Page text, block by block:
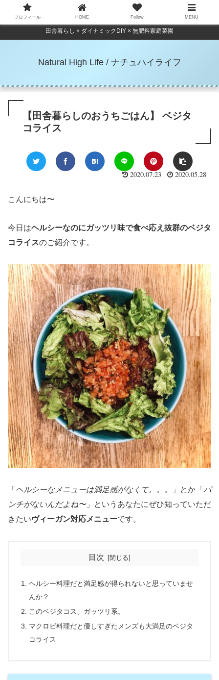
田舎暮らし × ダイナミックDIY × 無肥料家庭菜園
Natural High Life / ナチュハイライフ
【田舎暮らしのおうちごはん】 ベジタ
コライス
2020.07.23 2020.05.28
こんにちは〜
今日はヘルシーなのにガッツリ味で食べ応え抜群のベジタ
コライスのご紹介です。
「 ヘルシーなメニューは満足感がなくて。。。 」とか「 パ
ンチがないんだよね〜」というあなたにぜひ知っていただ
きたいヴィーガン対応メニューです。
目次
ヘルシー料理だと満足感が得られないと思っていませ
んか？
このベジタコス、ガッツリ系。
マクロビ料理だと優しすぎたメンズも大満足のベジタ
コライス
プロフィール HOME Follow MENU